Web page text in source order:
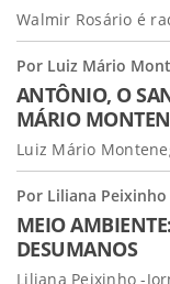
Walmir Rosário é
Por Luiz Mário
ANTÔNIO, O
MÁRIO
Luiz Mário
Por Liliana Peixinho
MEIO
DESUMANOS
Liliana Peixinho -